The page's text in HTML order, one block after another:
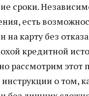
сроки.
есть
на карту без
кредитной
рассмотрим этот
о том,